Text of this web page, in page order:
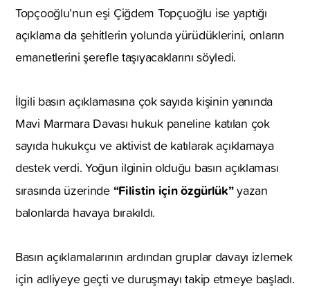
Topçooğlu’nun eşi Çiğdem Topçuoğlu ise yaptığı
açıklama da şehitlerin yolunda yürüdüklerini, onların
emanetlerini şerefle taşıyacaklarını söyledi.
İlgili basın açıklamasına çok sayıda kişinin yanında
Mavi Marmara Davası hukuk paneline katılan çok
sayıda hukukçu ve aktivist de katılarak açıklamaya
destek verdi. Yoğun ilginin olduğu basın açıklaması
sırasında üzerinde “Filistin için özgürlük”yazan
balonlarda havaya bırakıldı.
Basın açıklamalarının ardından gruplar davayı izlemek
için adliyeye geçti ve duruşmayı takip etmeye başladı.